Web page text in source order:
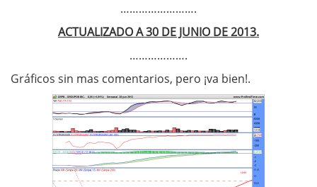
…………………….
ACTUALIZADO A 30 DE JUNIO DE 2013.
……………….
Gráficos sin mas comentarios, pero ¡va bien!.